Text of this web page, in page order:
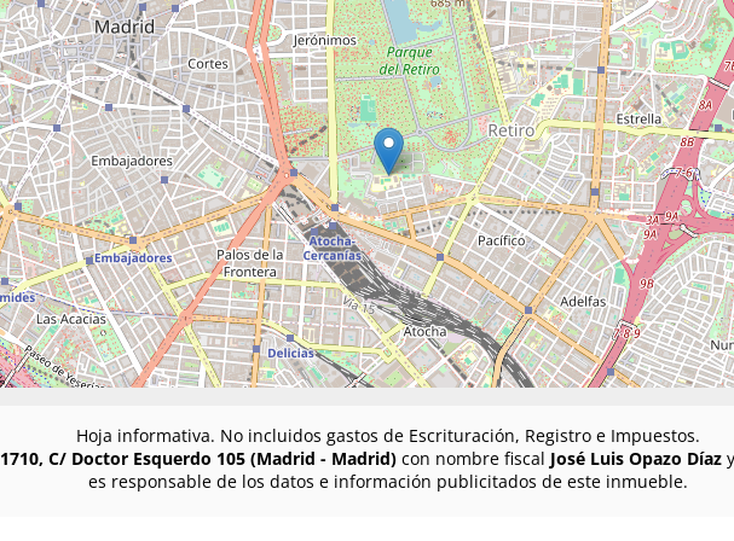
Hoja informativa. No incluidos gastos de Escrituración, Registro e Impuestos.
1710, C/ Doctor Esquerdo 105 (Madrid - Madrid) con nombre fiscal José Luis Opazo Díaz
es responsable de los datos e información publicitados de este inmueble.